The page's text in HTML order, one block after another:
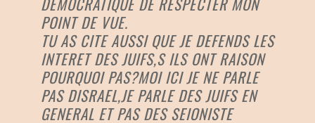
POINT DE VUE.
TU AS CITE AUSSI QUE JE DEFENDS LES
INTERET DES JUIFS,S ILS ONT RAISON
POURQUOI PAS?MOI ICI JE NE PARLE
PAS DISRAEL,JE PARLE DES JUIFS EN
GENERAL ET PAS DES SEIONISTE